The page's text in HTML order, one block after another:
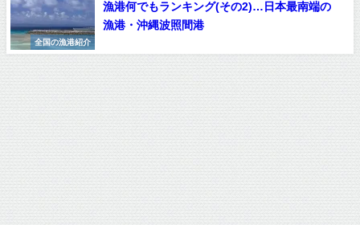
全国の漁港紹介
漁港何でもランキング(その2)…日本最南端の
漁港・沖縄波照間港